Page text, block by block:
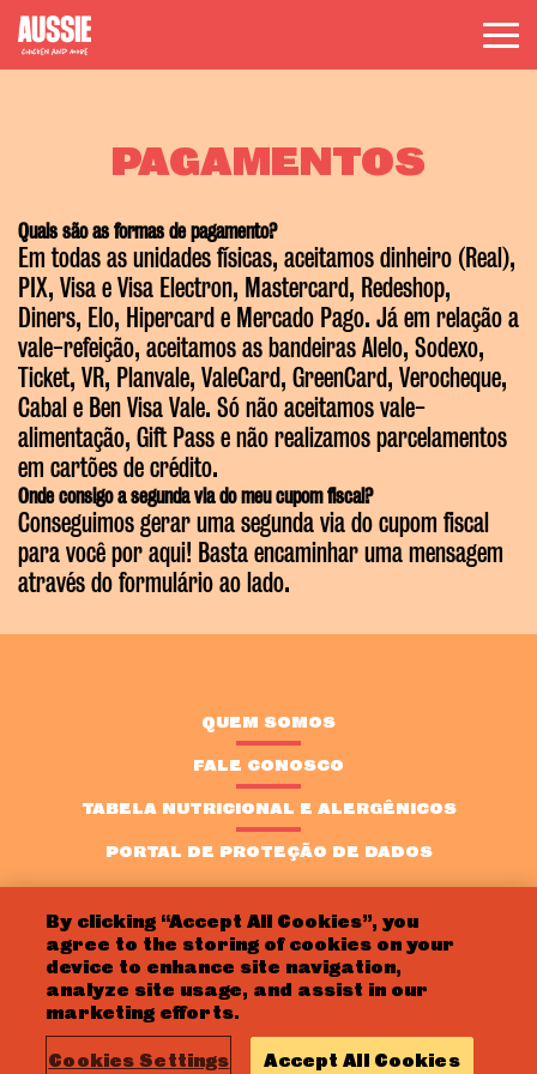
PAGAMENTOS
Quais são as formas de pagamento?
Em todas as unidades físicas, aceitamos dinheiro (Real),
PIX, Visa e Visa Electron, Mastercard, Redeshop,
Diners, Elo, Hipercard e Mercado Pago. Já em relação a
vale-refeição, aceitamos as bandeiras Alelo, Sodexo,
Ticket, VR, Planvale, ValeCard, GreenCard, Verocheque,
Cabal e Ben Visa Vale. Só não aceitamos vale-
alimentação, Gift Pass e não realizamos parcelamentos
em cartões de crédito.
Onde consigo a segunda via do meu cupom fiscal?
Conseguimos gerar uma segunda via do cupom fiscal
para você por aqui! Basta encaminhar uma mensagem
através do formulário ao lado.
QUEM SOMOS
FALE CONOSCO
TABELA NUTRICIONAL E ALERGÊNICOS
PORTAL DE PROTEÇÃO DE DADOS
Copyright © 2022 Aussie Todos os direitos reservados. Todas as marcas
registradas são propriedade dos seus respectivos donos.
Política de privacidade Trabalhe Conosco
By clicking “Accept All Cookies”, you
agree to the storing of cookies on your
device to enhance site navigation,
analyze site usage, and assist in our
marketing efforts.
Cookies Settings Accept All Cookies